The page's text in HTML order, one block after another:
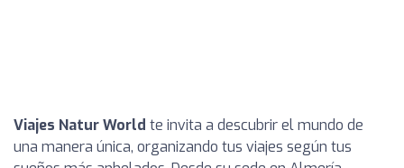
Viajes Natur World te invita a descubrir el mundo de
una manera única, organizando tus viajes según tus